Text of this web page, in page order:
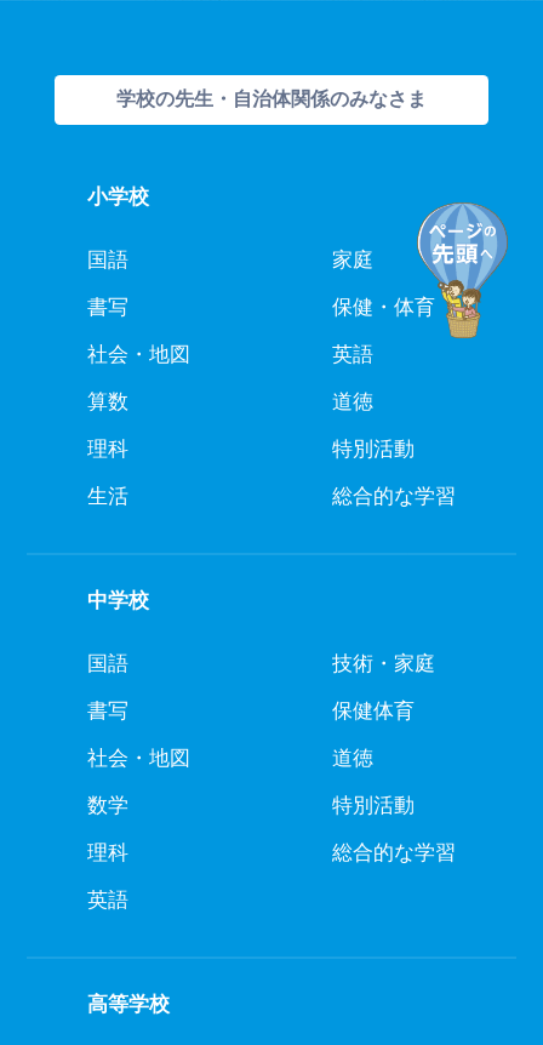
学校の先生・自治体関係のみなさま
小学校
国語
書写
社会・地図
算数
理科
生活
家庭
保健・体育
英語
道徳
特別活動
総合的な学習
中学校
国語
書写
社会・地図
数学
理科
英語
技術・家庭
保健体育
道徳
特別活動
総合的な学習
高等学校